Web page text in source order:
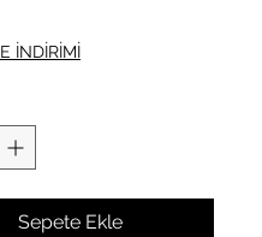
İNDİRİMİ
Sepete Ekle